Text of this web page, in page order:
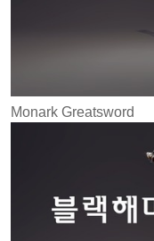
Monark Greatsword